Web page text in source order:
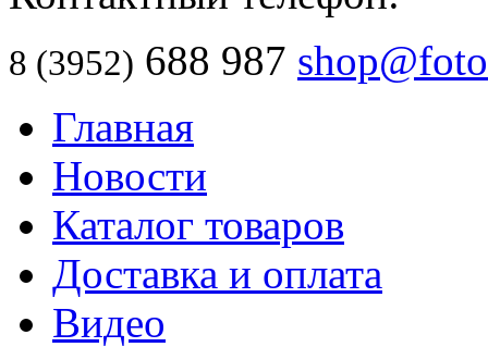
8 (3952) 688 987
Главная
Новости
Каталог товаров
Доставка и оплата
Видео